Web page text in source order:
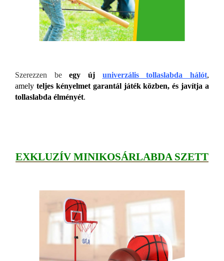
Szerezzen beegy új univerzális tollaslabda hálót,
amely teljes kényelmet garantál játék közben, és javítja a
tollaslabda élményét.
EXKLUZÍV MINIKOSÁRLABDA SZETT